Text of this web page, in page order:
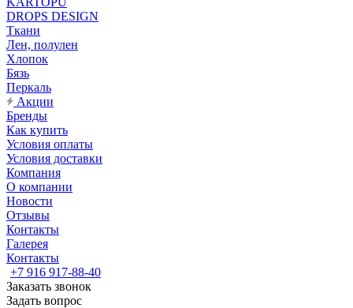
DROPS DЕSIGN
Ткани
Лен, полулен
Хлопок
Бязь
Перкаль
Акции
Бренды
Как купить
Условия оплаты
Условия доставки
Компания
О компании
Новости
Отзывы
Контакты
Галерея
Контакты
+7 916 917-88-40
Заказать звонок
Задать вопрос